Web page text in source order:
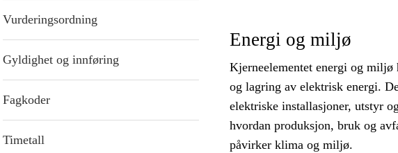
Vurderingsordning
Gyldighet og innføring
Fagkoder
Timetall
Energi og miljø
Kjerneelementet energi og
og lagring av elektrisk energi.
elektriske installasjoner, utstyr
hvordan produksjon, bruk og
påvirker klima og miljø.